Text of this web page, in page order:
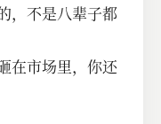
，不是八辈子都
在市场里，你还